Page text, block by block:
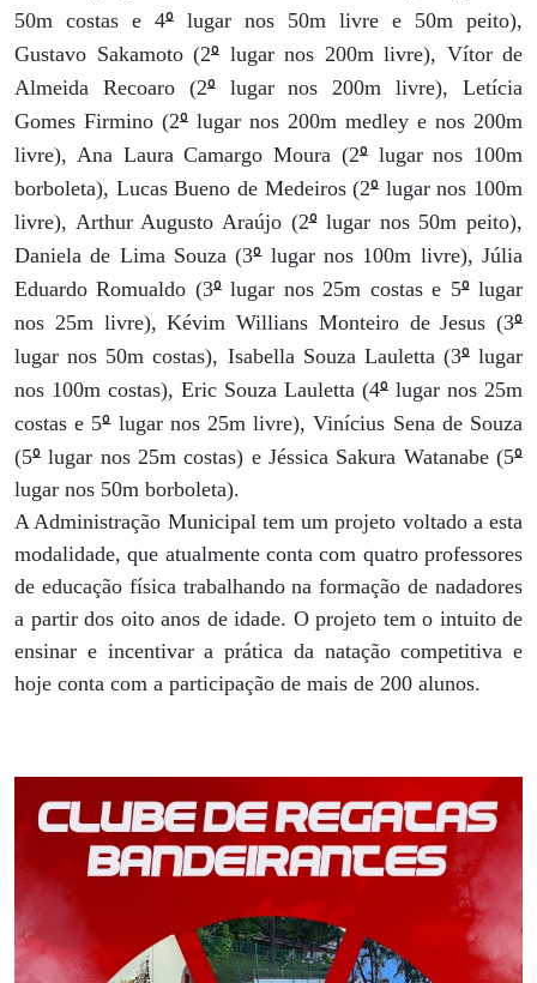
50m costas e 4º lugar nos 50m livre e 50m peito),
Gustavo Sakamoto (2º lugar nos 200m livre), Vítor de
Almeida Recoaro (2ºlugar nos 200m livre), Letícia
Gomes Firmino (2º lugar nos 200m medley e nos 200m
livre), Ana Laura Camargo Moura (2ºlugar nos 100m
borboleta), Lucas Bueno de Medeiros (2ºlugar nos 100m
livre), Arthur Augusto Araújo (2ºlugar nos 50m peito),
Daniela de Lima Souza (3ºlugar nos 100m livre), Júlia
Eduardo Romualdo (3ºlugar nos 25m costas e 5ºlugar
nos 25m livre), Kévim Willians Monteiro de Jesus (3º
lugar nos 50m costas), Isabella Souza Lauletta (3ºlugar
nos 100m costas), Eric Souza Lauletta (4º lugar nos 25m
costas e 5ºlugar nos 25m livre), Vinícius Sena de Souza
(5º lugar nos 25m costas) e Jéssica Sakura Watanabe (5º
lugar nos 50m borboleta).
A Administração Municipal tem um projeto voltado a esta
modalidade, que atualmente conta com quatro professores
de educação física trabalhando na formação de nadadores
a partir dos oito anos de idade. O projeto tem o intuito de
ensinar e incentivar a prática da natação competitiva e
hoje conta com a participação de mais de 200 alunos.